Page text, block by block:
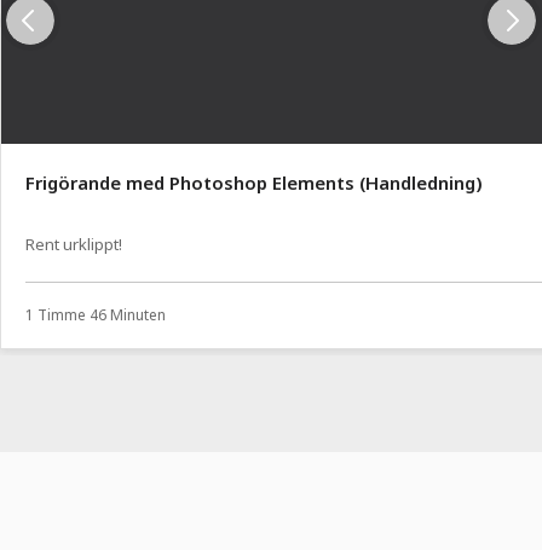
Frigörande med Photoshop Elements (Handledning)
Rent urklippt!
1 Timme 46 Minuten